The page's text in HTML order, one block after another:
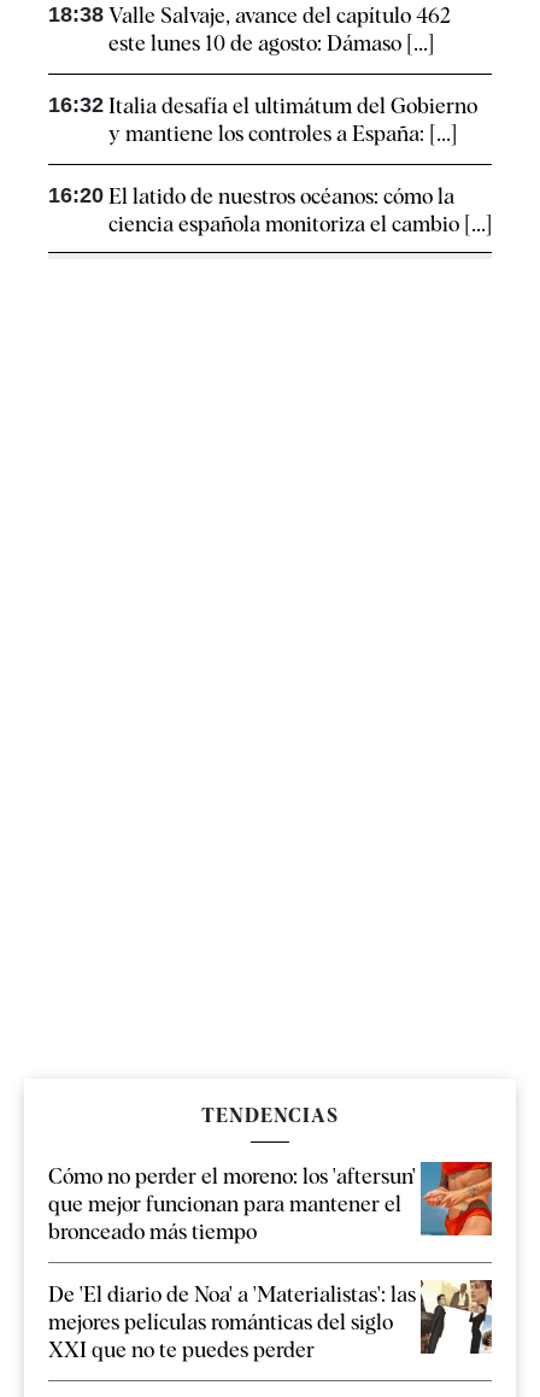
18:38 Valle Salvaje, avance del capítulo 462
este lunes 10 de agosto: Dámaso [...]
16:32 Italia desafía el ultimátum del Gobierno
y mantiene los controles a España: [...]
16:20 El latido de nuestros océanos: cómo la
ciencia española monitoriza el cambio [...]
TENDENCIAS
Cómo no perder el moreno: los 'aftersun'
que mejor funcionan para mantener el
bronceado más tiempo
De 'El diario de Noa' a 'Materialistas': las
mejores películas románticas del siglo
XXI que no te puedes perder